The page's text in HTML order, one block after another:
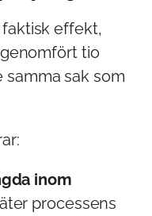
effekt,
tio
samma sak som
inom
processens